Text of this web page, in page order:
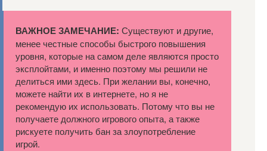
ВАЖНОЕ ЗАМЕЧАНИЕ: Существуют и другие,
менее честные способы быстрого повышения
уровня, которые на самом деле являются просто
эксплойтами, и именно поэтому мы решили не
делиться ими здесь. При желании вы, конечно,
можете найти их в интернете, но я не
рекомендую их использовать. Потому что вы не
получаете должного игрового опыта, а также
рискуете получить бан за злоупотребление
игрой.